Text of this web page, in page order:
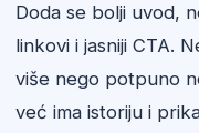
Doda se bolji uvod,
linkovi i jasniji CTA.
više nego potpuno
već ima istoriju i